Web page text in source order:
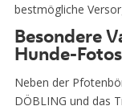
bestmögliche
Besondere
Hunde-
Neben der
DÖBLING und das